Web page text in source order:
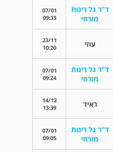
ד"ר גל רינות
מזרחי
07/01
09:33
עוזי
23/11
10:20
ד"ר גל רינות
מזרחי
07/01
09:24
ראיד
14/12
13:39
ד"ר גל רינות
מזרחי
07/01
09:05